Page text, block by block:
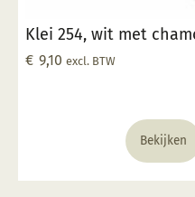
Klei 254, wit met
€ 9,10 excl. BTW
Bekijken